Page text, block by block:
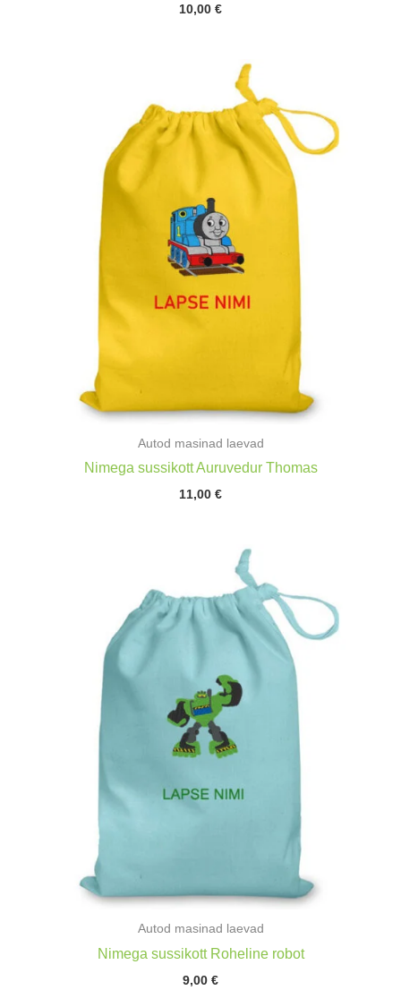
10,00 €
Autod masinad laevad
Nimega sussikott Auruvedur Thomas
11,00 €
Autod masinad laevad
Nimega sussikott Roheline robot
9,00 €